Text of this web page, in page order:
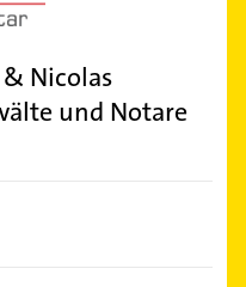
Nicolas
und Notare